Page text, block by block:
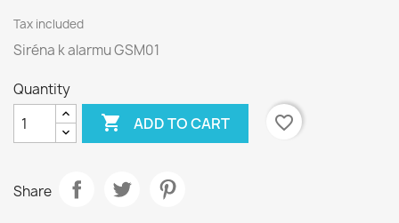
Tax included
Siréna k alarmu GSM01
Quantity
 ADD TO CART favorite_border
Share